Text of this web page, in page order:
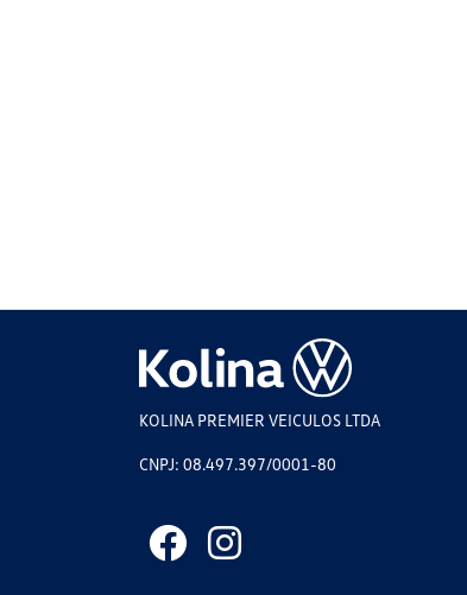
KOLINA PREMIER VEICULOS LTDA
CNPJ: 08.497.397/0001-80